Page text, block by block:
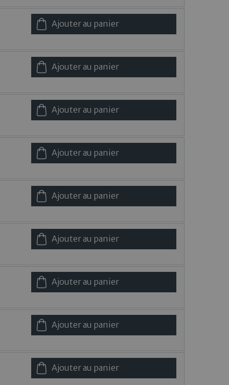
Ajouter au panier
Ajouter au panier
Ajouter au panier
Ajouter au panier
Ajouter au panier
Ajouter au panier
Ajouter au panier
Ajouter au panier
Ajouter au panier